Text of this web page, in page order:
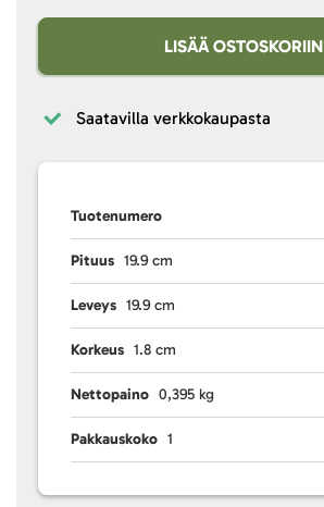
LISÄÄ OSTOSKORIIN
Saatavilla verkkokaupasta
Tuotenumero
Pituus 19.9 cm
Leveys 19.9 cm
Korkeus 1.8 cm
Nettopaino 0,395 kg
Pakkauskoko 1